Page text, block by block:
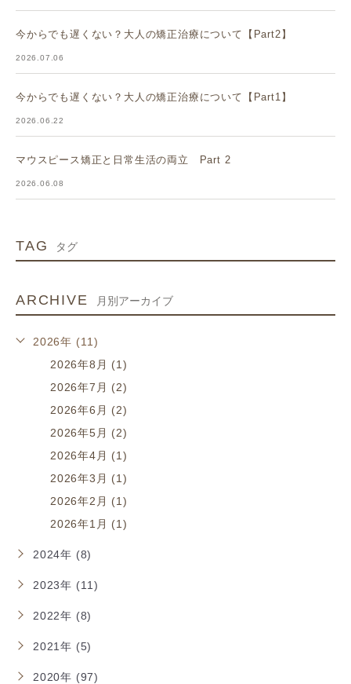
今からでも遅くない？大人の矯正治療について【Part2】
2026.07.06
今からでも遅くない？大人の矯正治療について【Part1】
2026.06.22
マウスピース矯正と日常生活の両立 Part 2
2026.06.08
TAG タグ
ARCHIVE 月別アーカイブ
2026年 (11)
2026年8月 (1)
2026年7月 (2)
2026年6月 (2)
2026年5月 (2)
2026年4月 (1)
2026年3月 (1)
2026年2月 (1)
2026年1月 (1)
2024年 (8)
2023年 (11)
2022年 (8)
2021年 (5)
2020年 (97)